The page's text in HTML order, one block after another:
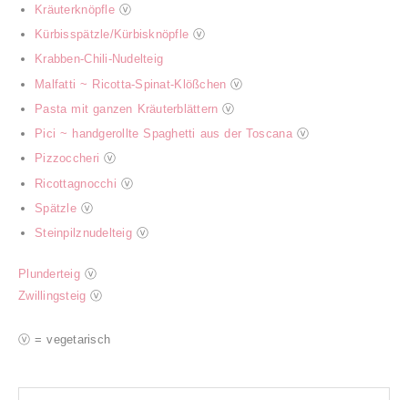
Kräuterknöpfleⓥ
Kürbisspätzle/Kürbisknöpfle ⓥ
Krabben-Chili-Nudelteig
Malfatti ~ Ricotta-Spinat-Klößchen ⓥ
Pasta mit ganzen Kräuterblättern ⓥ
Pici ~ handgerollte Spaghetti aus der Toscanaⓥ
Pizzoccheri ⓥ
Ricottagnocchi ⓥ
Spätzle ⓥ
Steinpilznudelteigⓥ
Plunderteigⓥ
Zwillingsteig ⓥ
ⓥ = vegetarisch